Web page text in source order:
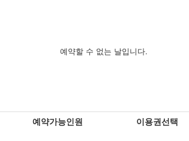
예약할 수 없는 날입니다.
예약가능인원 이용권선택